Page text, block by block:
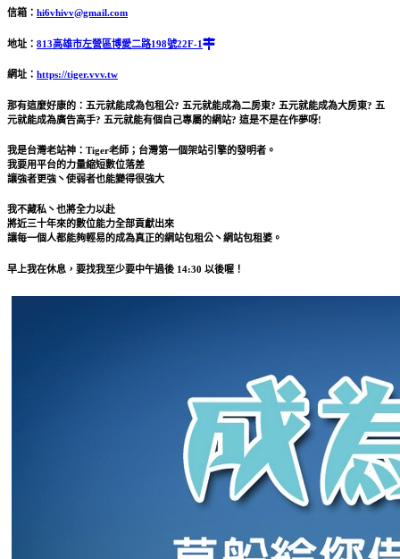
信箱： hi6vhivv@gmail.com
地址： 813高雄市左營區博愛二路198號22F-1
網址： https://tiger.vvv.tw
那有這麼好康的：五元就能成為包租公? 五元就能成為二房東? 五元就能成為大房東? 五
元就能成為廣告高手? 五元就能有個自己專屬的網站? 這是不是在作夢呀!
我是台灣老站神：Tiger老師；台灣第一個架站引擎的發明者。
我要用平台的力量縮短數位落差
讓強者更強丶使弱者也能變得很強大
我不藏私丶也將全力以赴
將近三十年來的數位能力全部貢獻出來
讓每一個人都能夠輕易的成為真正的網站包租公丶網站包租婆。
早上我在休息，要找我至少要中午過後 14:30 以後喔！